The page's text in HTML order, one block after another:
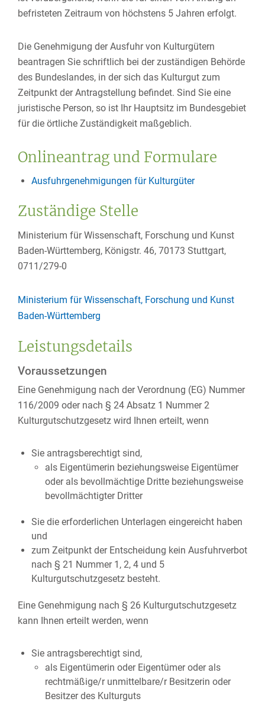
befristeten Zeitraum von höchstens 5 Jahren erfolgt.
Die Genehmigung der Ausfuhr von Kulturgütern
beantragen Sie schriftlich bei der zuständigen Behörde
des Bundeslandes, in der sich das Kulturgut zum
Zeitpunkt der Antragstellung befindet. Sind Sie eine
juristische Person, so ist Ihr Hauptsitz im Bundesgebiet
für die örtliche Zuständigkeit maßgeblich.
Onlineantrag und Formulare
Ausfuhrgenehmigungen für Kulturgüter
Zuständige Stelle
Ministerium für Wissenschaft, Forschung und Kunst
Baden-Württemberg, Königstr. 46, 70173 Stuttgart,
0711/279-0
Ministerium für Wissenschaft, Forschung und Kunst
Baden-Württemberg
Leistungsdetails
Voraussetzungen
Eine Genehmigung nach der Verordnung (EG) Nummer
116/2009 oder nach § 24 Absatz 1 Nummer 2
Kulturgutschutzgesetz wird Ihnen erteilt, wenn
Sie antragsberechtigt sind,
als Eigentümerin beziehungsweise Eigentümer
oder als bevollmächtige Dritte beziehungsweise
bevollmächtigter Dritter
Sie die erforderlichen Unterlagen eingereicht haben
und
zum Zeitpunkt der Entscheidung kein Ausfuhrverbot
nach § 21 Nummer 1, 2, 4 und 5
Kulturgutschutzgesetz besteht.
Eine Genehmigung nach § 26 Kulturgutschutzgesetz
kann Ihnen erteilt werden, wenn
Sie antragsberechtigt sind,
als Eigentümerin oder Eigentümer oder als
rechtmäßige/r unmittelbare/r Besitzerin oder
Besitzer des Kulturguts